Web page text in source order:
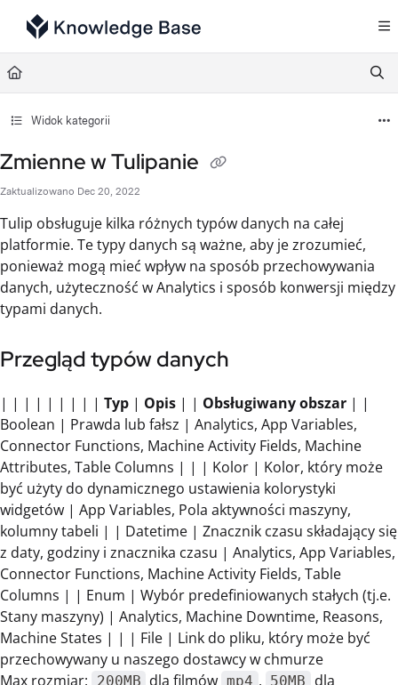
Documentation Index
Fetch the complete documentation index at:
Use this file to discover all available pages before exploring further.
Widok kategorii
Zmienne w Tulipanie
Zaktualizowano Dec 20, 2022
Tulip obsługuje kilka różnych typów danych na całej
platformie. Te typy danych są ważne, aby je zrozumieć,
ponieważ mogą mieć wpływ na sposób przechowywania
danych, użyteczność w Analytics i sposób konwersji między
typami danych.
Przegląd typów danych
| | | | | | | | | Typ | Opis | | Obsługiwany obszar | |
Boolean | Prawda lub fałsz | Analytics, App Variables,
Connector Functions, Machine Activity Fields, Machine
Attributes, Table Columns | | | Kolor | Kolor, który może
być użyty do dynamicznego ustawienia kolorystyki
widgetów | App Variables, Pola aktywności maszyny,
kolumny tabeli | | Datetime | Znacznik czasu składający się
z daty, godziny i znacznika czasu | Analytics, App Variables,
Connector Functions, Machine Activity Fields, Table
Columns | | Enum | Wybór predefiniowanych stałych (tj.e.
Stany maszyny) | Analytics, Machine Downtime, Reasons,
Machine States | | | File | Link do pliku, który może być
przechowywany u naszego dostawcy w chmurze
Max rozmiar:
200MB dla filmów mp4 , 50MB
dla